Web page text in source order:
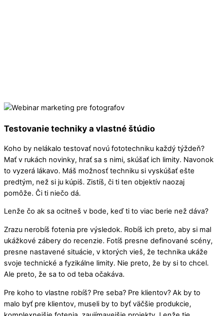
Testovanie techniky a vlastné štúdio
Koho by nelákalo testovať novú fototechniku každý týždeň?
Mať v rukách novinky, hrať sa s nimi, skúšať ich limity. Navonok
to vyzerá lákavo. Máš možnosť techniku si vyskúšať ešte
predtým, než si ju kúpiš. Zistíš, či ti ten objektív naozaj
pomôže. Či ti niečo dá.
Lenže čo ak sa ocitneš v bode, keď ti to viac berie než dáva?
Zrazu nerobíš fotenia pre výsledok. Robíš ich preto, aby si mal
ukážkové zábery do recenzie. Fotíš presne definované scény,
presne nastavené situácie, v ktorých vieš, že technika ukáže
svoje technické a fyzikálne limity. Nie preto, že by si to chcel.
Ale preto, že sa to od teba očakáva.
Pre koho to vlastne robíš? Pre seba? Pre klientov? Ak by to
malo byť pre klientov, museli by to byť väčšie produkcie,